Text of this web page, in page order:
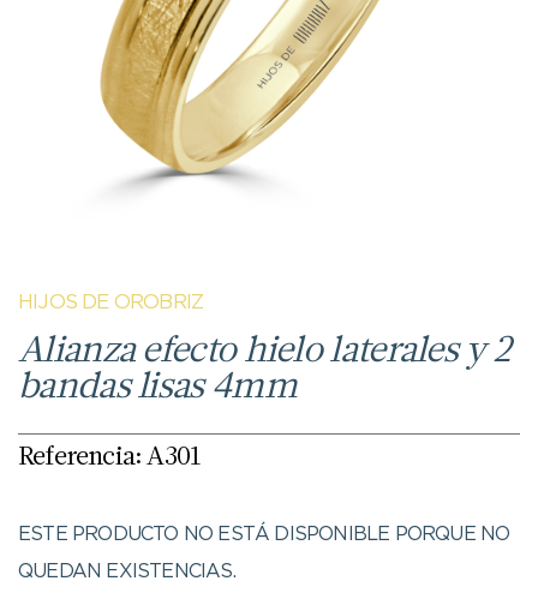
HIJOS DE OROBRIZ
Alianza efecto hielo laterales y 2
bandas lisas 4mm
Referencia: A301
ESTE PRODUCTO NO ESTÁ DISPONIBLE PORQUE NO
QUEDAN EXISTENCIAS.